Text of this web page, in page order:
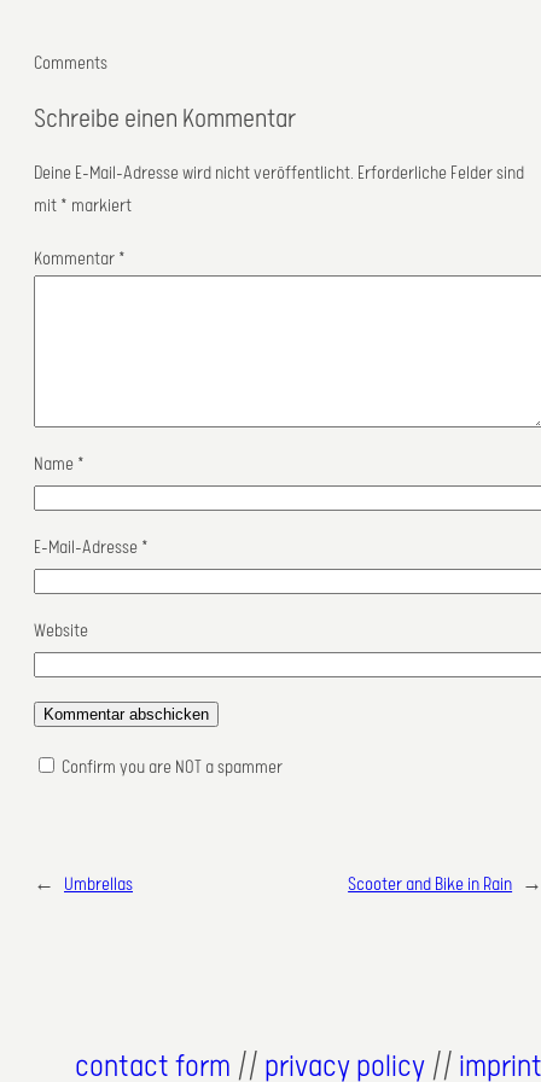
Comments
Schreibe einen Kommentar
Deine E-Mail-Adresse wird nicht veröffentlicht. Erforderliche Felder sind
mit * markiert
Kommentar *
Name *
E-Mail-Adresse *
Website
Confirm you are NOT a spammer
← Umbrellas Scooter and Bike in Rain
contact form // privacy policy //